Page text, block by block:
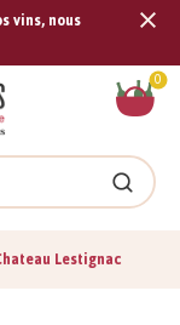
vins, nous
0
Lestignac